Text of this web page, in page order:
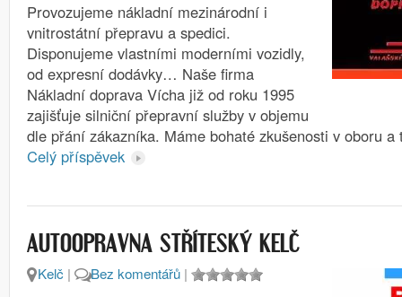
Provozujeme nákladní mezinárodní i
vnitrostátní přepravu a spedici.
Disponujeme vlastními moderními vozidly,
od expresní dodávky… Naše firma
Nákladní doprava Vícha již od roku 1995
zajišťuje silniční přepravní služby v objemu
dle přání zákazníka. Máme bohaté zkušenosti v oboru
Celý příspěvek
AUTOOPRAVNA STŘÍTESKÝ KELČ
Kelč | Bez komentářů |